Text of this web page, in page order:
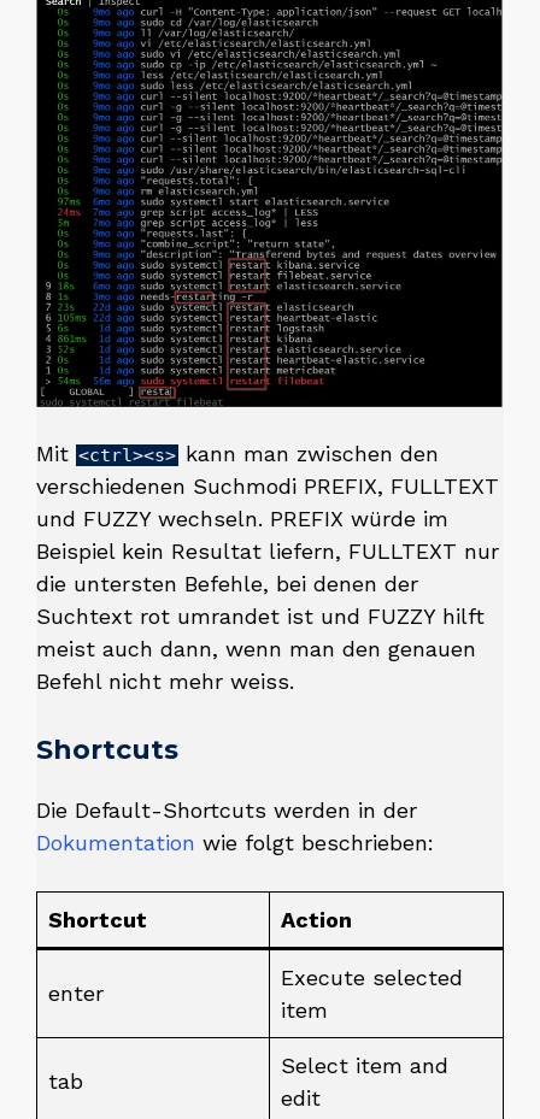
Mit <ctrl><s> kann man zwischen den
verschiedenen Suchmodi PREFIX, FULLTEXT
und FUZZY wechseln. PREFIX würde im
Beispiel kein Resultat liefern, FULLTEXT nur
die untersten Befehle, bei denen der
Suchtext rot umrandet ist und FUZZY hilft
meist auch dann, wenn man den genauen
Befehl nicht mehr weiss.
Shortcuts
Die Default-Shortcuts werden in der
Dokumentation wie folgt beschrieben:
Shortcut Action
enter
Execute selected
item
tab
Select item and
edit